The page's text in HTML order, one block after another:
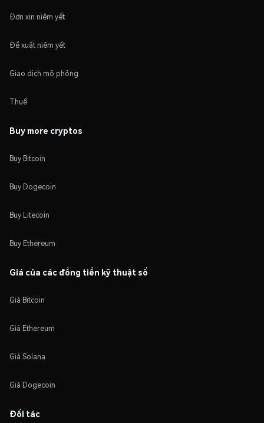
Đơn xin niêm yết
Đề xuất niêm yết
Giao dịch mô phỏng
Thuế
Buy more cryptos
Buy Bitcoin
Buy Dogecoin
Buy Litecoin
Buy Ethereum
Giá của các đồng tiền kỹ thuật số
Giá Bitcoin
Giá Ethereum
Giá Solana
Giá Dogecoin
Đối tác